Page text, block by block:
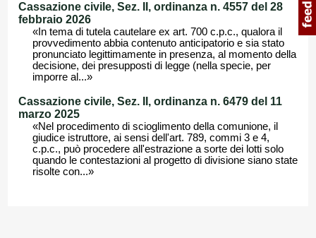
Cassazione civile, Sez. II, ordinanza n. 4557 del 28
febbraio 2026
«In tema di tutela cautelare ex art. 700 c.p.c., qualora il
provvedimento abbia contenuto anticipatorio e sia stato
pronunciato legittimamente in presenza, al momento della
decisione, dei presupposti di legge (nella specie, per
imporre al...»
Cassazione civile, Sez. II, ordinanza n. 6479 del 11
marzo 2025
«Nel procedimento di scioglimento della comunione, il
giudice istruttore, ai sensi dell'art. 789, commi 3 e 4,
c.p.c., può procedere all'estrazione a sorte dei lotti solo
quando le contestazioni al progetto di divisione siano state
risolte con...»